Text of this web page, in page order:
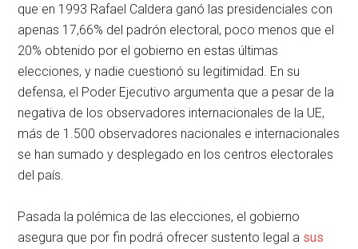
que en 1993 Rafael Caldera ganó las presidenciales con
apenas 17,66% del padrón electoral, poco menos que el
20% obtenido por el gobierno en estas últimas
elecciones, y nadie cuestionó su legitimidad. En su
defensa, el Poder Ejecutivo argumenta que a pesar de la
negativa de los observadores internacionales de la UE,
más de 1.500 observadores nacionales e internacionales
se han sumado y desplegado en los centros electorales
del país.
Pasada la polémica de las elecciones, el gobierno
asegura que por fin podrá ofrecer sustento legal a sus